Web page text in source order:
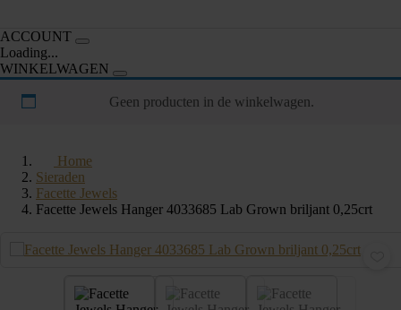
ACCOUNT
Loading...
WINKELWAGEN
Geen producten in de winkelwagen.
Home
Sieraden
Facette Jewels
Facette Jewels Hanger 4033685 Lab Grown briljant 0,25crt